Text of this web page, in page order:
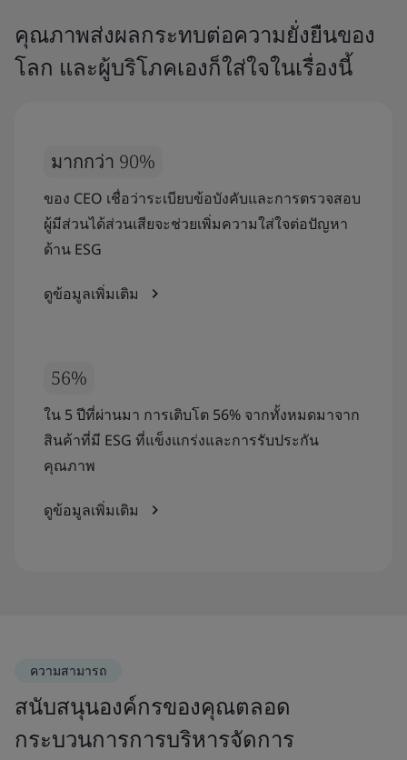
คุณภาพส่งผลกระทบต่อความยั่งยืนของ
โลก และผู้บริโภคเองก็ใส่ใจในเรื่องนี้
มากกว่า 90%
ของ CEO เชื่อว่าระเบียบข้อบังคับและการตรวจสอบ
ผู้มีส่วนได้ส่วนเสียจะช่วยเพิ่มความใส่ใจต่อปัญหา
ด้าน ESG
ดูข้อมูลเพิ่มเติม
56%
ใน 5 ปีที่ผ่านมา การเติบโต 56% จากทั้งหมดมาจาก
สินค้าที่มี ESG ที่แข็งแกร่งและการรับประกัน
คุณภาพ
ดูข้อมูลเพิ่มเติม
ความสามารถ
สนับสนุนองค์กรของคุณตลอด
กระบวนการการบริหารจัดการ